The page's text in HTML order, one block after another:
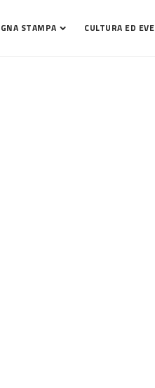
STAMPA CULTURA ED